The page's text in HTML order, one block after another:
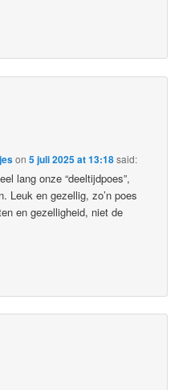
on5 juli 2025 at 13:18said:
lang onze “deeltijdpoes”,
Leuk en gezellig, zo’n poes
en gezelligheid, niet de